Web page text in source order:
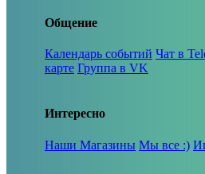
Общение
Календарь событий Чат в
карте Группа в VK
Интересно
Наши Магазины Мы все :)